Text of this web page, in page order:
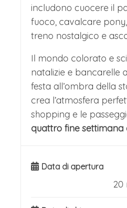
includono cuocere il
fuoco, cavalcare
treno nostalgico e
Il mondo colorato e
natalizie e bancarelle
festa all’ombra della
crea l’atmosfera
shopping e le
quattro fine settimana
Data di apertura
20